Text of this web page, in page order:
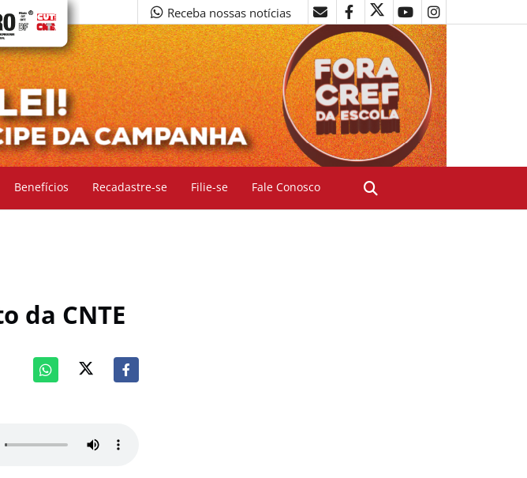
Receba nossas notícias
Benefícios Recadastre-se Filie-se Fale Conosco
da CNTE